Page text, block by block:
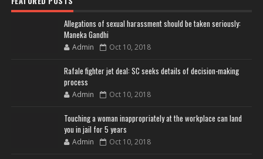
Allegations of sexual harassment should be taken seriously:
Maneka Gandhi
Admin Oct 10, 2018
Rafale fighter jet deal: SC seeks details of decision-making
process
Admin Oct 10, 2018
Touching a woman inappropriately at the workplace can land
you in jail for 5 years
Admin Oct 10, 2018